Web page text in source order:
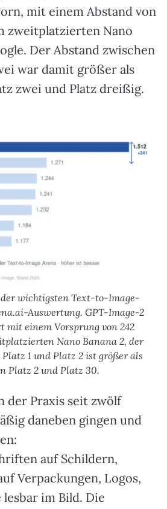
mit einem Abstand von
zweitplatzierten Nano
Der Abstand zwischen
war damit größer als
zwei und Platz dreißig.
wichtigsten Text-to-Image-
Auswertung. GPT-Image-2
mit einem Vorsprung von 242
Nano Banana 2, der
1 und Platz 2 ist größer als
Platz 2 und Platz 30.
der Praxis seit zwölf
daneben gingen und
auf Schildern,
Verpackungen, Logos,
im Bild. Die